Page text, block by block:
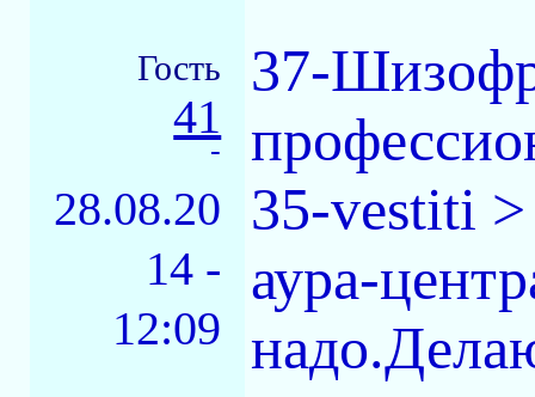
Гость
41
-
28.08.20
14 -
12:09
37-
35-vestiti
аура-